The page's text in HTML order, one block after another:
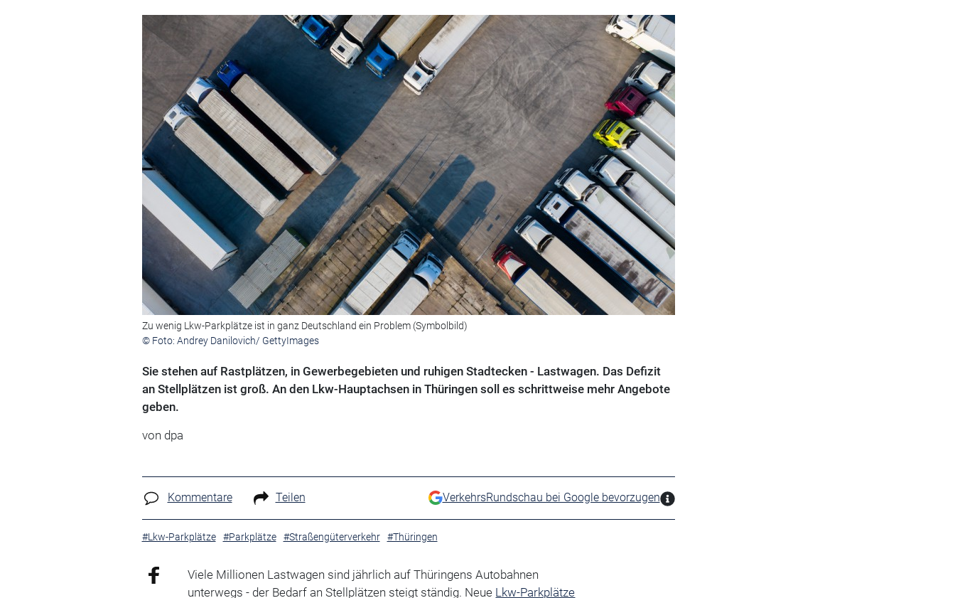
Zu wenig Lkw-Parkplätze ist in ganz Deutschland ein Problem (Symbolbild)
© Foto: Andrey Danilovich/ GettyImages
Sie stehen auf Rastplätzen, in Gewerbegebieten und ruhigen Stadtecken - Lastwagen. Das Defizit
an Stellplätzen ist groß. An den Lkw-Hauptachsen in Thüringen soll es schrittweise mehr Angebote
geben.
von dpa
Kommentare Teilen VerkehrsRundschau bei Google bevorzugen
#Lkw-Parkplätze #Parkplätze #Straßengüterverkehr #Thüringen
Viele Millionen Lastwagen sind jährlich auf Thüringens Autobahnen
unterwegs - der Bedarf an Stellplätzen steigt ständig. Neue Lkw-Parkplätze